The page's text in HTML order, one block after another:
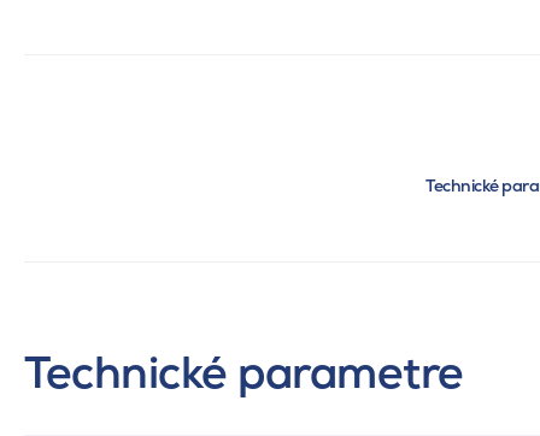
Technické
Technické parametre